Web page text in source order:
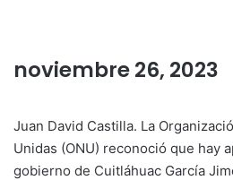
noviembre 26, 2023
Juan David Castilla. La
Unidas (ONU) reconoció que hay
gobierno de Cuitláhuac García